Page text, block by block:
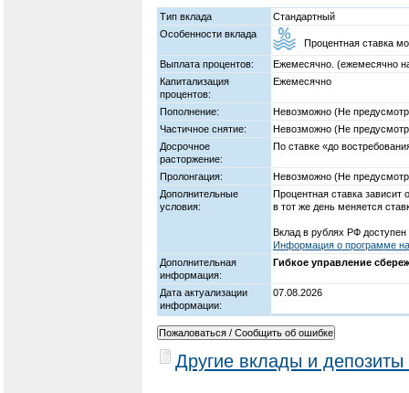
Тип вклада
Стандартный
Особенности вклада
Процентная ставка
Выплата процентов:
Ежемесячно. (ежемесячно
Капитализация
процентов:
Ежемесячно
Пополнение:
Невозможно (Не
Частичное снятие:
Невозможно (Не
Досрочное
расторжение:
По ставке «до
Пролонгация:
Невозможно (Не
Дополнительные
условия:
Процентная ставка
в тот же день меняется
Вклад в рублях РФ
Информация о программе
Дополнительная
информация:
Гибкое управление
Дата актуализации
информации:
07.08.2026
Другие вклады и